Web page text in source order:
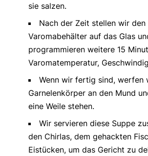
sie salzen.
Nach der Zeit stellen wir den
Varomabehälter auf das Glas
programmieren weitere 15
Varomatemperatur,
Wenn wir fertig sind, werfen
Garnelenkörper an den Mund
eine Weile stehen.
Wir servieren diese Suppe
den Chirlas, dem gehackten
Eistücken, um das Gericht zu